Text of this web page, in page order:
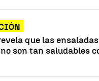
que las ensaladas
son tan saludables